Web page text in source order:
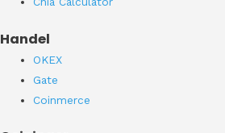
Handel
OKEX
Gate
Coinmerce